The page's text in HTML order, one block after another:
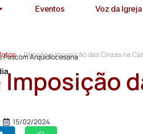
Eventos Voz da Igreja
> Bênção e Imposição das Cinzas na
Pascom Arquidiocesana
15/02/2024